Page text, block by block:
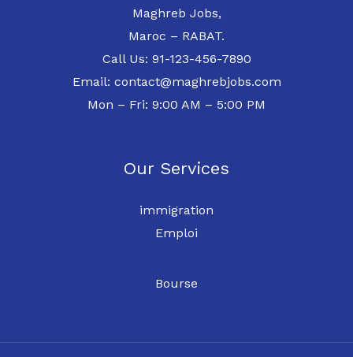
Maghreb Jobs,
Maroc – RABAT.
Call Us: 91-123-456-7890
Email: contact@maghrebjobs.com
Mon – Fri: 9:00 AM – 5:00 PM
Our Services
immigration
Emploi
Bourse